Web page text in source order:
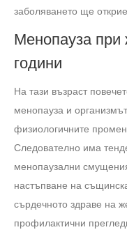
заболяването ще
Менопауза
години
На тази възраст
менопауза и
физиологичните
Следователно има
менопаузални
настъпване на
сърдечното здраве на
профилактични